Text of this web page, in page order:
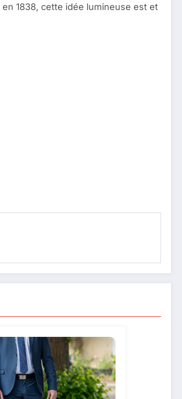
1838, cette idée lumineuse est et